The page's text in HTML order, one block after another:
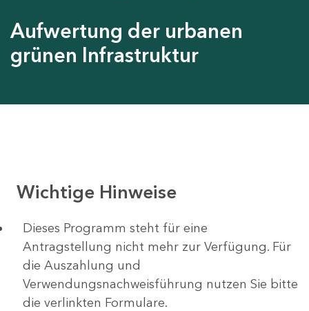
Aufwertung der urbanen
grünen Infrastruktur
Wichtige Hinweise
Dieses Programm steht für eine
Antragstellung nicht mehr zur Verfügung. Für
die Auszahlung und
Verwendungsnachweisführung nutzen Sie bitte
die verlinkten Formulare.